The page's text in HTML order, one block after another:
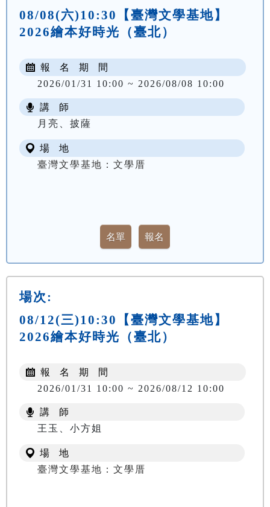
08/08(六)10:30【臺灣文學基地】
2026繪本好時光（臺北）
報 名 期 間
2026/01/31 10:00 ~ 2026/08/08 10:00
講 師
月亮、披薩
場 地
臺灣文學基地：文學厝
場次:
08/12(三)10:30【臺灣文學基地】
2026繪本好時光（臺北）
報 名 期 間
2026/01/31 10:00 ~ 2026/08/12 10:00
講 師
王玉、小方姐
場 地
臺灣文學基地：文學厝